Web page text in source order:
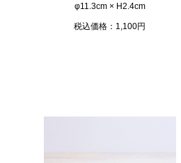
φ11.3cm × H2.4cm
税込価格：1,100円